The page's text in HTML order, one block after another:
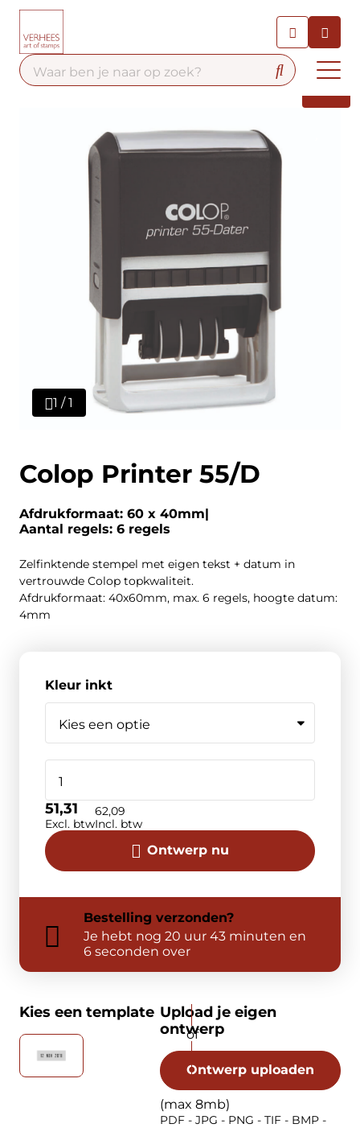
Contact
1 / 1
Colop Printer 55/D
Afdrukformaat: 60 x 40mm
Aantal regels: 6 regels
Zelfinktende stempel met eigen tekst + datum in
vertrouwde Colop topkwaliteit.
Afdrukformaat: 40x60mm, max. 6 regels, hoogte datum:
4mm
Kleur inkt
Ontwerp nu
51,31
Excl. btw
62,09
Incl. btw
Bestelling verzonden?
Je hebt nog 20 uur 43 minuten en
6 seconden over
Kies een template Upload je eigen
ontwerp
Ontwerp uploaden
(max 8mb)
PDF - JPG - PNG - TIF - BMP -